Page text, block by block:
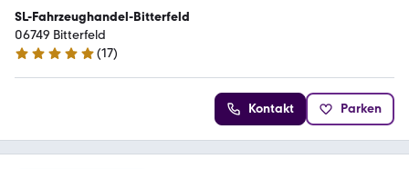
SL-Fahrzeughandel-Bitterfeld
06749 Bitterfeld
5 Sterne
(17)
Kontakt Parken